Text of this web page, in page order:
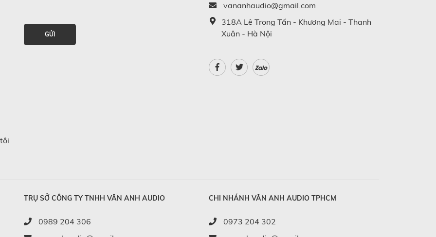
GỬI
vananhaudio@gmail.com
318A Lê Trọng Tấn - Khương Mai - Thanh
Xuân - Hà Nội
Zalo
TRỤ SỞ CÔNG TY TNHH VĂN ANH AUDIO
0989 204 306
CHI NHÁNH VĂN ANH AUDIO TPHCM
0973 204 302